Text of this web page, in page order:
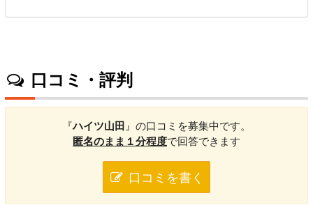
口コミ・評判
『ハイツ山田 』の口コミを募集中です。
匿名のまま１分程度で回答できます
口コミを書く